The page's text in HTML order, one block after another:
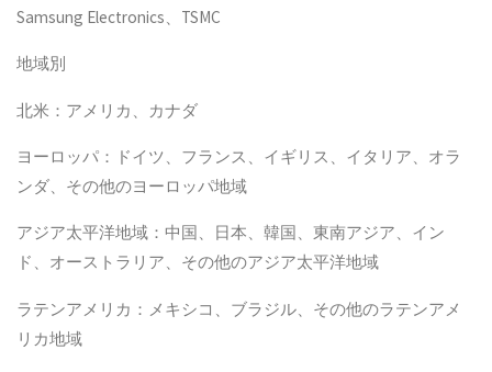
Samsung Electronics、TSMC
地域別
北米：アメリカ、カナダ
ヨーロッパ：ドイツ、フランス、イギリス、イタリア、オラ
ンダ、その他のヨーロッパ地域
アジア太平洋地域：中国、日本、韓国、東南アジア、イン
ド、オーストラリア、その他のアジア太平洋地域
ラテンアメリカ：メキシコ、ブラジル、その他のラテンアメ
リカ地域